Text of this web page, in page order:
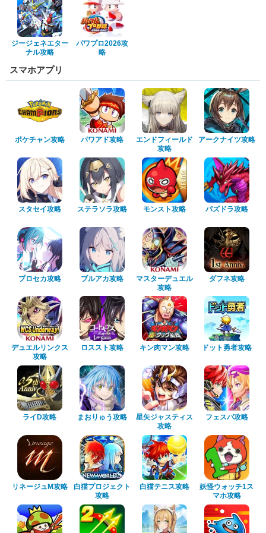
ジージェネエター
ナル攻略
パワプロ2026攻
略
スマホアプリ
ポケチャン攻略 パワアド攻略
エンドフィールド
攻略
アークナイツ攻略
スタセイ攻略 ステラソラ攻略 モンスト攻略 パズドラ攻略
プロセカ攻略 ブルアカ攻略
マスターデュエル
攻略
ダフネ攻略
デュエルリンクス
攻略
ロススト攻略 キン肉マン攻略 ドット勇者攻略
ライD攻略 まおりゅう攻略
星矢ジャスティス
攻略
フェスバ攻略
リネージュM攻略
白猫プロジェクト
攻略
白猫テニス攻略
妖怪ウォッチ1ス
マホ攻略